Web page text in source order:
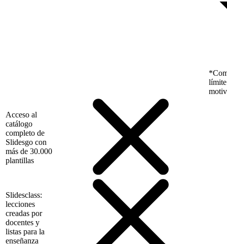
límite
Acceso al
catálogo
completo de
Slidesgo con
más de 30.000
plantillas
Slidesclass:
lecciones
creadas por
docentes y
listas para la
enseñanza